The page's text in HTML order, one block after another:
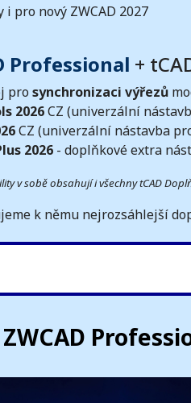
pro nový ZWCAD 2027
Professional +
pro synchronizaci výřezů
2026CZ (univerzální
CZ (univerzální nástavba
2026 - doplňkové extra
v sobě obsahují i ​​všechny tCAD
k němu nejrozsáhlejší